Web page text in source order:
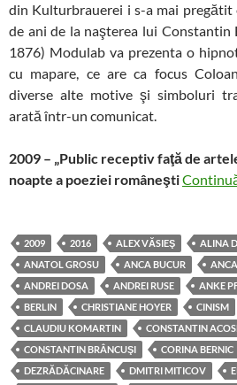
din Kulturbrauerei i s-a mai pregătit
de ani de la naşterea lui Constantin
1876) Modulab va prezenta o
cu mapare, ce are ca focus
diverse alte motive şi simboluri
arată într-un comunicat.
2009 – „Public receptiv faţă de
noapte a poeziei româneşti
2009 2016 ALEX VĂSIEŞ
ALINA
ANATOL GROSU
ANCA BUCUR
ANDREI DOSA
ANDREI RUSE ANKE
BERLIN
CHRISTIANE HOYER CINISM
CLAUDIU KOMARTIN
CONSTANTIN
CONSTANTIN BRÂNCUŞI
CORINA BERNIC
DEZRĂDĂCINARE
DMITRI MITICOV